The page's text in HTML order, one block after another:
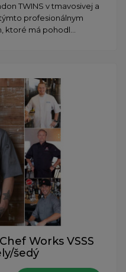
TWINS v tmavosivej a
profesionálnym
ktoré má pohodl...
Works VSSS
šedý